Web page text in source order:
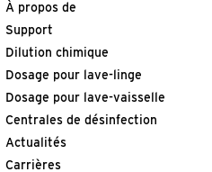
À propos de
Support
Dilution chimique
Dosage pour lave-linge
Dosage pour lave-vaisselle
Centrales de désinfection
Actualités
Carrières